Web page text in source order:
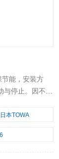
能，安装方
停止。因不采
本TOWA